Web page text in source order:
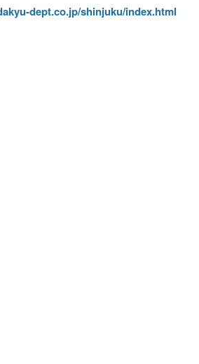
dept.co.jp/shinjuku/index.html